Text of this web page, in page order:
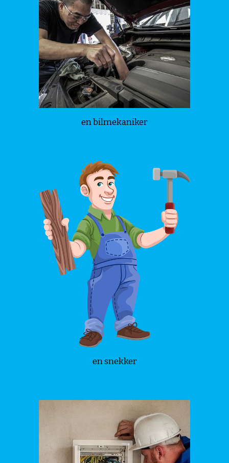
en bilmekaniker
en snekker